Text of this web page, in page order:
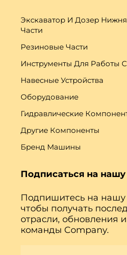
Экскаватор И Дозер
Части
Резиновые Части
Инструменты Для Работы
Навесные Устройства
Оборудование
Гидравлические
Другие Компоненты
Бренд Машины
Подписаться на
Подпишитесь на нашу
чтобы получать
отрасли, обновления
команды Company.